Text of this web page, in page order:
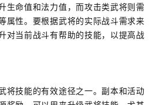
生命值和法力值，而攻击类武将则需
属性。要根据武将的实际战斗需求来
对当前战斗有帮助的技能，以提高战
将技能的有效途径之一。副本和活动